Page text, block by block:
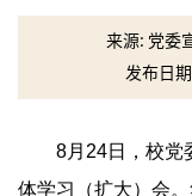
来源: 党委
发布日
8月24日，校党
体学习（扩大）会